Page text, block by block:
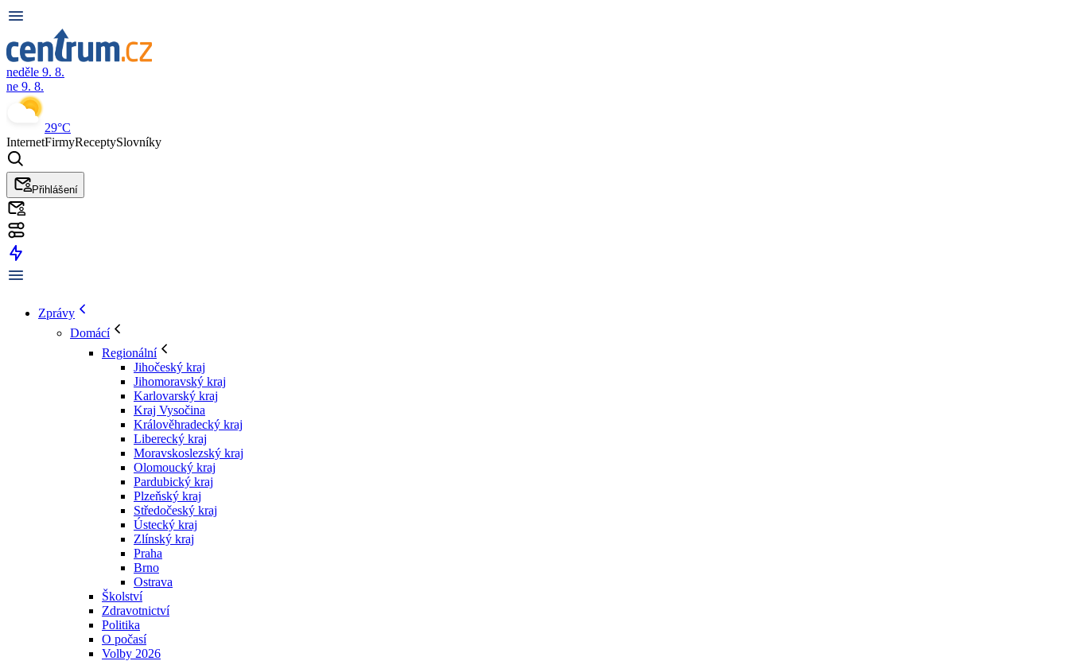
neděle 9. 8.
ne 9. 8.
29°C
InternetFirmyReceptySlovníky
Přihlášení
Zprávy
Domácí
Regionální
Jihočeský kraj
Jihomoravský kraj
Karlovarský kraj
Kraj Vysočina
Králověhradecký kraj
Liberecký kraj
Moravskoslezský kraj
Olomoucký kraj
Pardubický kraj
Plzeňský kraj
Středočeský kraj
Ústecký kraj
Zlínský kraj
Praha
Brno
Ostrava
Školství
Zdravotnictví
Politika
O počasí
Volby 2026